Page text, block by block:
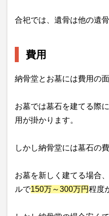
合祀では、遺骨は他の遺
費用
納骨堂とお墓には費用の
お墓では墓石を建てる際に
用が掛かります。
しかし納骨堂には墓石の
お墓を新しく建てる場合
ルで150万～300万円程度